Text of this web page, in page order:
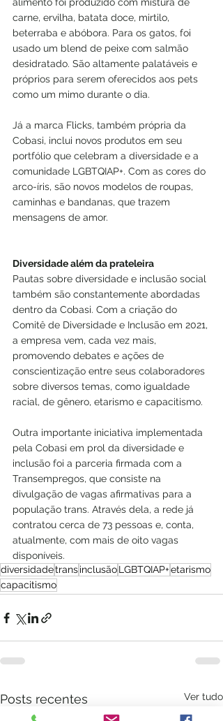
alimento foi produzido com mistura de
carne, ervilha, batata doce, mirtilo,
beterraba e abóbora. Para os gatos, foi
usado um blend de peixe com salmão
desidratado. São altamente palatáveis e
próprios para serem oferecidos aos pets
como um mimo durante o dia.
Já a marca Flicks, também própria da
Cobasi, inclui novos produtos em seu
portfólio que celebram a diversidade e a
comunidade LGBTQIAP+. Com as cores do
arco-íris, são novos modelos de roupas,
caminhas e bandanas, que trazem
mensagens de amor.
Diversidade além da prateleira
Pautas sobre diversidade e inclusão social
também são constantemente abordadas
dentro da Cobasi. Com a criação do
Comitê de Diversidade e Inclusão em 2021,
a empresa vem, cada vez mais,
promovendo debates e ações de
conscientização entre seus colaboradores
sobre diversos temas, como igualdade
racial, de gênero, etarismo e capacitismo.
Outra importante iniciativa implementada
pela Cobasi em prol da diversidade e
inclusão foi a parceria firmada com a
Transempregos, que consiste na
divulgação de vagas afirmativas para a
população trans. Através dela, a rede já
contratou cerca de 73 pessoas e, conta,
atualmente, com mais de oito vagas
disponíveis.
diversidadetransinclusãoLGBTQIAP+etarismo
capacitismo
Posts recentes Ver tudo